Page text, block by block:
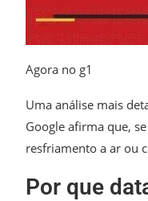
Agora no g1
Uma análise mais
Google afirma que,
resfriamento a ar ou
Por que